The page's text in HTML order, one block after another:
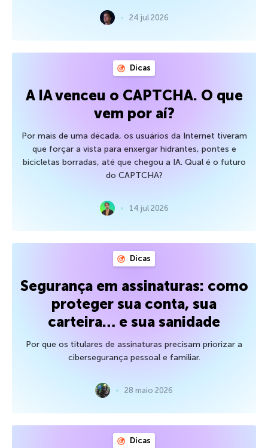
24 jul 2026
Dicas
A IA venceu o CAPTCHA. O que
vem por aí?
Por mais de uma década, os usuários da Internet tiveram
que forçar a vista para enxergar hidrantes, pontes e
bicicletas borradas, até que chegou a IA. Qual é o futuro
do CAPTCHA?
14 jul 2026
Dicas
Segurança em assinaturas: como
proteger sua conta, sua
carteira… e sua sanidade
Por que os titulares de assinaturas precisam priorizar a
cibersegurança pessoal e familiar.
28 maio 2026
Dicas